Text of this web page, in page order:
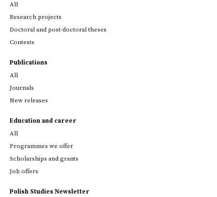
All
Research projects
Doctoral and post-doctoral theses
Contests
Publications
All
Journals
New releases
Education and career
All
Programmes we offer
Scholarships and grants
Job offers
Polish Studies Newsletter